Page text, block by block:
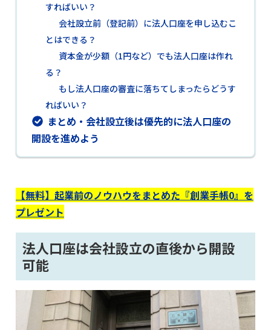
すればいい？
会社設立前（登記前）に法人口座を申し込むこ
とはできる？
資本金が少額（1円など）でも法人口座は作れ
る？
もし法人口座の審査に落ちてしまったらどうす
ればいい？
まとめ・会社設立後は優先的に法人口座の
開設を進めよう
【無料】起業前のノウハウをまとめた『創業手帳0』を
プレゼント
法人口座は会社設立の直後から開設
可能